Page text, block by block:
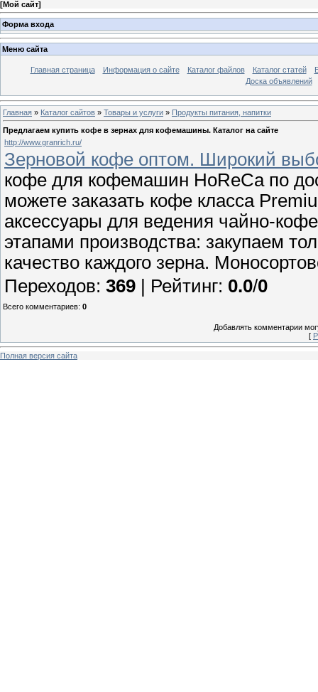
[Мой сайт]
Форма входа
Меню сайта
Главная страница Информация о сайте Каталог файлов Каталог статей
Доска объявлений
Главная » Каталог сайтов » Товары и услуги » Продукты питания, напитки
Предлагаем купить кофе в зернах для кофемашины. Каталог на сайте
http://www.granrich.ru/
Зерновой кофе оптом. Широкий
кофе для кофемашин HoReCa по
можете заказать кофе класса
аксессуары для ведения чайно-
этапами производства: закупаем
качество каждого зерна.
Переходов: 369 | Рейтинг: 0.0/0
Всего комментариев: 0
Добавлять комментарии
[
Полная версия сайта